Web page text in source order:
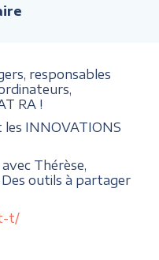
responsables
RA !
les INNOVATIONS
Thérèse,
outils à partager
t/